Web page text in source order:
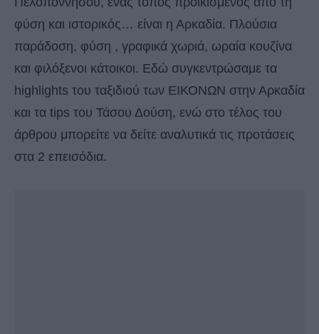
φύση και ιστορικός… είναι η Αρκαδία. Πλούσια
παράδοση, φύση , γραφικά χωριά, ωραία κουζίνα
και φιλόξενοι κάτοικοι. Εδώ συγκεντρώσαμε τα
highlights του ταξιδιού των ΕΙΚΟΝΩΝ στην Αρκαδία
και τα tips του Τάσου Δούση, ενώ στο τέλος του
άρθρου μπορείτε να δείτε αναλυτικά τις προτάσεις
στα 2 επεισόδια.